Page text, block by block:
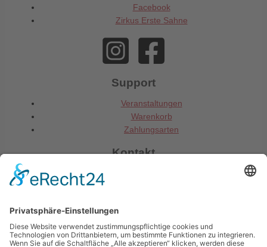
Facebook
Zirkus Erste Sahne
Support
Veranstaltungen
Warenkorb
Zahlungsarten
Kontakt
Gemeinde Mainhausen
Fachbereich Jugend und Soziales
63533 Mainhausen
06182 8900 -79 o. -85
jugend@mainhausen.de